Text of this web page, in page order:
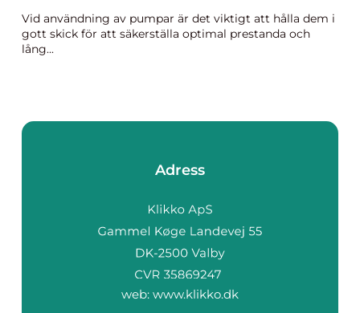
Vid användning av pumpar är det viktigt att hålla dem i
gott skick för att säkerställa optimal prestanda och
lång...
Adress
web: www.klikko.dk